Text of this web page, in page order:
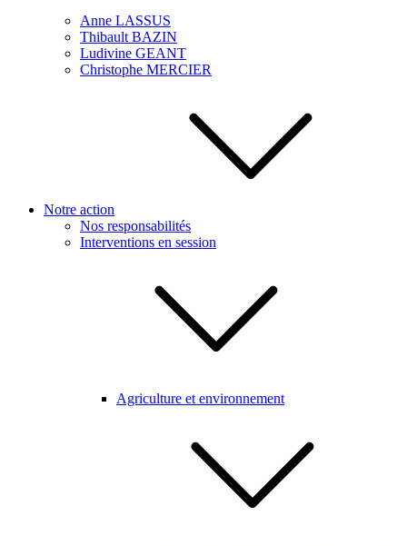
Anne LASSUS
Thibault BAZIN
Ludivine GEANT
Christophe MERCIER
Notre action
Nos responsabilités
Interventions en session
Agriculture et environnement